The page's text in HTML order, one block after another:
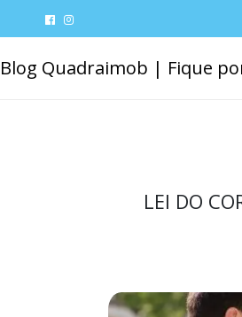
Blog Quadraimob | Fique
LEI DO